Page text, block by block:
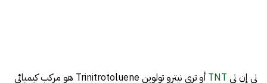
تي إن تي TNT
أو تري نيترو تولوين Trinitrotoluene هو مركب كيميائي